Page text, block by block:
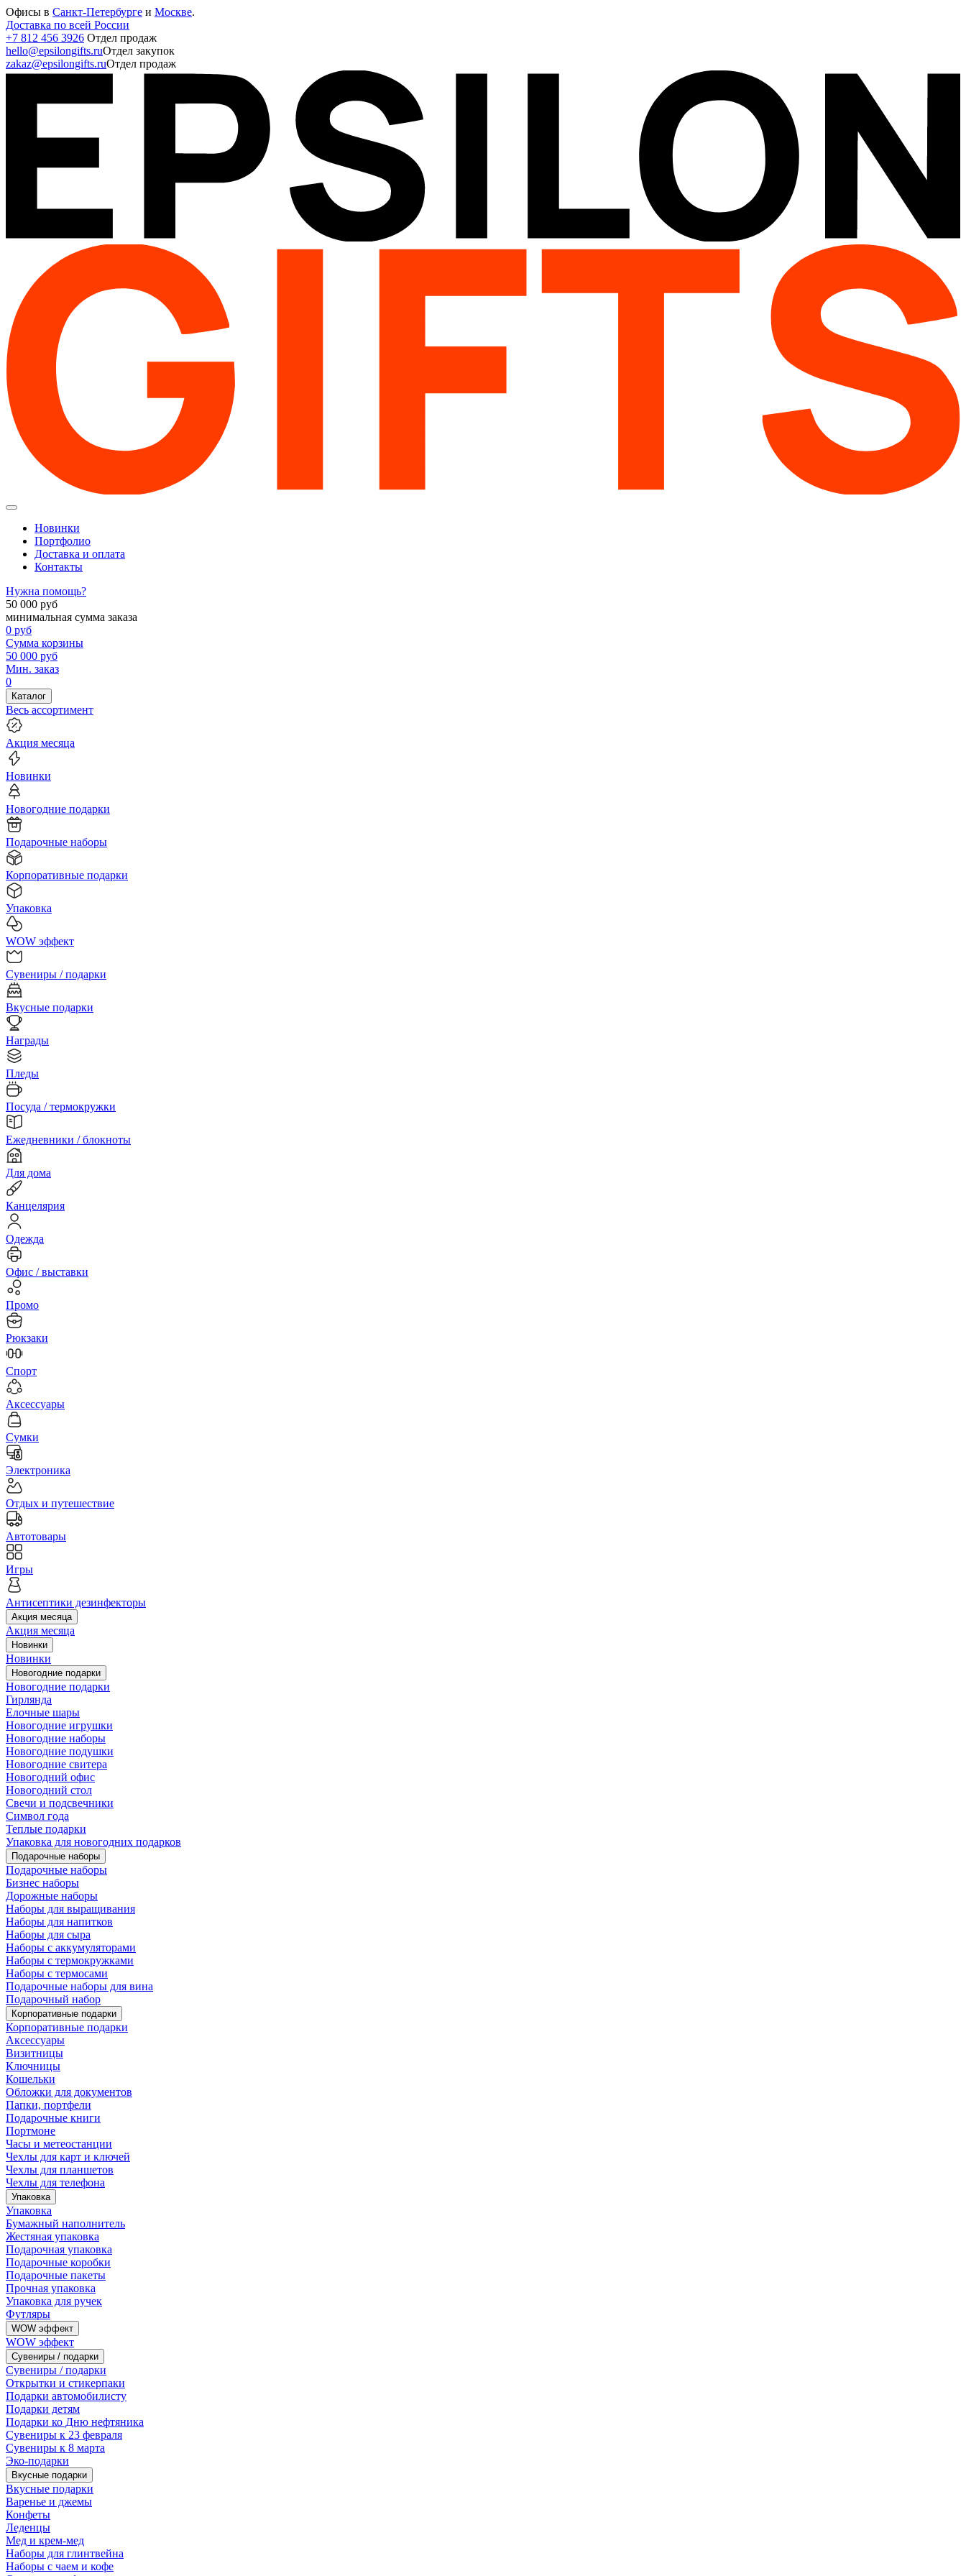
Офисы в Санкт-Петербурге и Москве.
Доставка по всей России
+7 812 456 3926 Отдел продаж
hello@epsilongifts.ruОтдел закупок
zakaz@epsilongifts.ruОтдел продаж
Новинки
Портфолио
Доставка и оплата
Контакты
Нужна помощь?
50 000 руб
минимальная сумма заказа
0 руб
Сумма корзины
50 000 руб
Мин. заказ
0
Каталог
Весь ассортимент
Акция месяца
Новинки
Новогодние подарки
Подарочные наборы
Корпоративные подарки
Упаковка
WOW эффект
Сувениры / подарки
Вкусные подарки
Награды
Пледы
Посуда / термокружки
Ежедневники / блокноты
Для дома
Канцелярия
Одежда
Офис / выставки
Промо
Рюкзаки
Спорт
Аксессуары
Сумки
Электроника
Отдых и путешествие
Автотовары
Игры
Антисептики дезинфекторы
Акция месяца
Акция месяца
Новинки
Новинки
Новогодние подарки
Новогодние подарки
Гирлянда
Елочные шары
Новогодние игрушки
Новогодние наборы
Новогодние подушки
Новогодние свитера
Новогодний офис
Новогодний стол
Свечи и подсвечники
Символ года
Теплые подарки
Упаковка для новогодних подарков
Подарочные наборы
Подарочные наборы
Бизнес наборы
Дорожные наборы
Наборы для выращивания
Наборы для напитков
Наборы для сыра
Наборы с аккумуляторами
Наборы с термокружками
Наборы с термосами
Подарочные наборы для вина
Подарочный набор
Корпоративные подарки
Корпоративные подарки
Аксессуары
Визитницы
Ключницы
Кошельки
Обложки для документов
Папки, портфели
Подарочные книги
Портмоне
Часы и метеостанции
Чехлы для карт и ключей
Чехлы для планшетов
Чехлы для телефона
Упаковка
Упаковка
Бумажный наполнитель
Жестяная упаковка
Подарочная упаковка
Подарочные коробки
Подарочные пакеты
Прочная упаковка
Упаковка для ручек
Футляры
WOW эффект
WOW эффект
Сувениры / подарки
Сувениры / подарки
Открытки и стикерпаки
Подарки автомобилисту
Подарки детям
Подарки ко Дню нефтяника
Сувениры к 23 февраля
Сувениры к 8 марта
Эко-подарки
Вкусные подарки
Вкусные подарки
Варенье и джемы
Конфеты
Леденцы
Мед и крем-мед
Наборы для глинтвейна
Наборы с чаем и кофе